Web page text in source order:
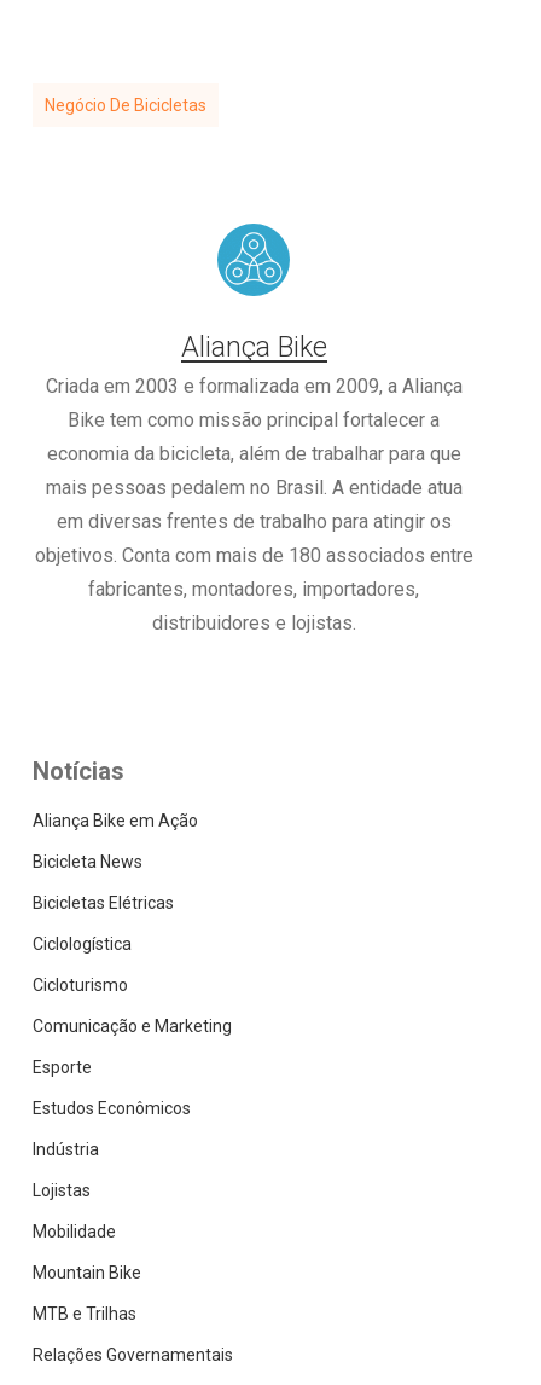
Negócio De Bicicletas
Aliança Bike
Criada em 2003 e formalizada em 2009, a Aliança
Bike tem como missão principal fortalecer a
economia da bicicleta, além de trabalhar para que
mais pessoas pedalem no Brasil. A entidade atua
em diversas frentes de trabalho para atingir os
objetivos. Conta com mais de 180 associados entre
fabricantes, montadores, importadores,
distribuidores e lojistas.
Notícias
Aliança Bike em Ação
Bicicleta News
Bicicletas Elétricas
Ciclologística
Cicloturismo
Comunicação e Marketing
Esporte
Estudos Econômicos
Indústria
Lojistas
Mobilidade
Mountain Bike
MTB e Trilhas
Relações Governamentais